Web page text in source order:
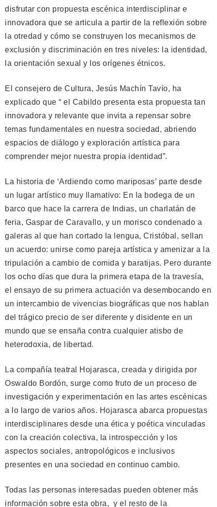
disfrutar con propuesta escénica interdisciplinar e
innovadora que se articula a partir de la reflexión sobre
la otredad y cómo se construyen los mecanismos de
exclusión y discriminación en tres niveles: la identidad,
la orientación sexual y los orígenes étnicos.
El consejero de Cultura, Jesús Machín Tavío, ha
explicado que “ el Cabildo presenta esta propuesta tan
innovadora y relevante que invita a repensar sobre
temas fundamentales en nuestra sociedad, abriendo
espacios de diálogo y exploración artística para
comprender mejor nuestra propia identidad”.
La historia de ‘Ardiendo como mariposas’ parte desde
un lugar artístico muy llamativo: En la bodega de un
barco que hace la carrera de Indias, un charlatán de
feria, Gaspar de Caravallo, y un morisco condenado a
galeras al que han cortado la lengua, Cristóbal, sellan
un acuerdo: unirse como pareja artística y amenizar a la
tripulación a cambio de comida y baratijas. Pero durante
los ocho días que dura la primera etapa de la travesía,
el ensayo de su primera actuación va desembocando en
un intercambio de vivencias biográficas que nos hablan
del trágico precio de ser diferente y disidente en un
mundo que se ensaña contra cualquier atisbo de
heterodoxia, de libertad.
La compañía teatral Hojarasca, creada y dirigida por
Oswaldo Bordón, surge como fruto de un proceso de
investigación y experimentación en las artes escénicas
a lo largo de varios años. Hojarasca abarca propuestas
interdisciplinares desde una ética y poética vinculadas
con la creación colectiva, la introspección y los
aspectos sociales, antropológicos e inclusivos
presentes en una sociedad en continuo cambio.
Todas las personas interesadas pueden obtener más
información sobre esta obra, y el resto de la